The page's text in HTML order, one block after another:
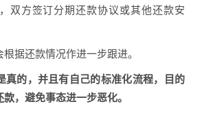
双方签订分期还款协议或其他还款安
据还款情况作进一步跟进。
真的，并且有自己的标准化流程，目的
，避免事态进一步恶化。